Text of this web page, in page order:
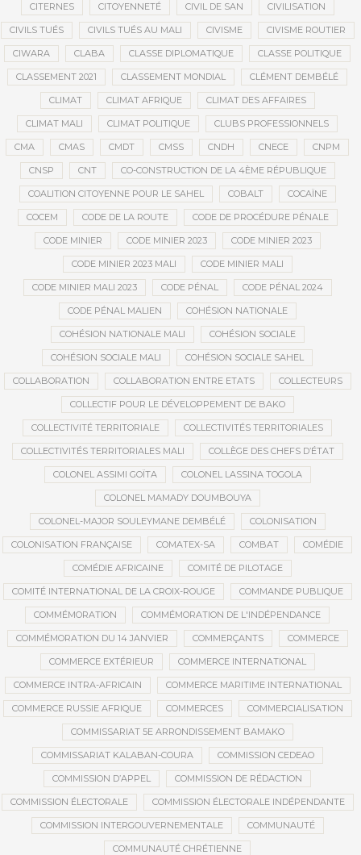
CITERNES CITOYENNETÉ CIVIL DE SAN CIVILISATION
CIVILS TUÉS CIVILS TUÉS AU MALI CIVISME CIVISME ROUTIER
CIWARA CLABA CLASSE DIPLOMATIQUE CLASSE POLITIQUE
CLASSEMENT 2021 CLASSEMENT MONDIAL CLÉMENT DEMBÉLÉ
CLIMAT CLIMAT AFRIQUE CLIMAT DES AFFAIRES
CLIMAT MALI CLIMAT POLITIQUE CLUBS PROFESSIONNELS
CMA CMAS CMDT CMSS CNDH CNECE CNPM
CNSP CNT CO-CONSTRUCTION DE LA 4ÈME RÉPUBLIQUE
COALITION CITOYENNE POUR LE SAHEL COBALT COCAÏNE
COCEM CODE DE LA ROUTE CODE DE PROCÉDURE PÉNALE
CODE MINIER CODE MINIER 2023 CODE MINIER 2023
CODE MINIER 2023 MALI CODE MINIER MALI
CODE MINIER MALI 2023 CODE PÉNAL CODE PÉNAL 2024
CODE PÉNAL MALIEN COHÉSION NATIONALE
COHÉSION NATIONALE MALI COHÉSION SOCIALE
COHÉSION SOCIALE MALI COHÉSION SOCIALE SAHEL
COLLABORATION COLLABORATION ENTRE ETATS COLLECTEURS
COLLECTIF POUR LE DÉVELOPPEMENT DE BAKO
COLLECTIVITÉ TERRITORIALE COLLECTIVITÉS TERRITORIALES
COLLECTIVITÉS TERRITORIALES MALI COLLÈGE DES CHEFS D’ÉTAT
COLONEL ASSIMI GOÏTA COLONEL LASSINA TOGOLA
COLONEL MAMADY DOUMBOUYA
COLONEL-MAJOR SOULEYMANE DEMBÉLÉ COLONISATION
COLONISATION FRANÇAISE COMATEX-SA COMBAT COMÉDIE
COMÉDIE AFRICAINE COMITÉ DE PILOTAGE
COMITÉ INTERNATIONAL DE LA CROIX-ROUGE COMMANDE PUBLIQUE
COMMÉMORATION COMMÉMORATION DE L'INDÉPENDANCE
COMMÉMORATION DU 14 JANVIER COMMERÇANTS COMMERCE
COMMERCE EXTÉRIEUR COMMERCE INTERNATIONAL
COMMERCE INTRA-AFRICAIN COMMERCE MARITIME INTERNATIONAL
COMMERCE RUSSIE AFRIQUE COMMERCES COMMERCIALISATION
COMMISSARIAT 5E ARRONDISSEMENT BAMAKO
COMMISSARIAT KALABAN-COURA COMMISSION CEDEAO
COMMISSION D’APPEL COMMISSION DE RÉDACTION
COMMISSION ÉLECTORALE COMMISSION ÉLECTORALE INDÉPENDANTE
COMMISSION INTERGOUVERNEMENTALE COMMUNAUTÉ
COMMUNAUTÉ CHRÉTIENNE